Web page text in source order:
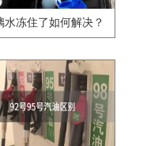
水冻住了如何解决？